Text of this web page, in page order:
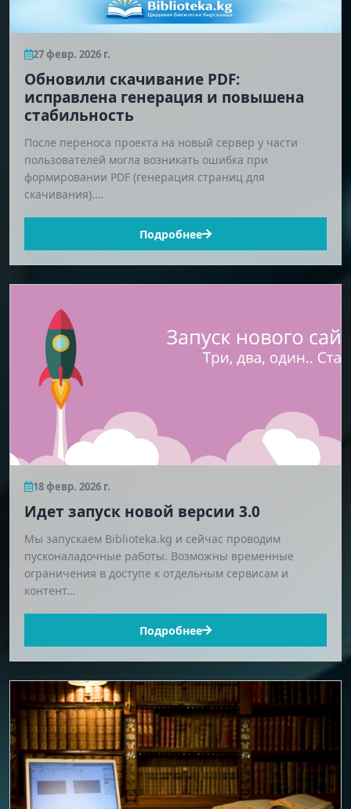
27 февр. 2026 г.
Обновили скачивание PDF:
исправлена генерация и повышена
стабильность
После переноса проекта на новый сервер у части
пользователей могла возникать ошибка при
формировании PDF (генерация страниц для
скачивания).…
Подробнее
18 февр. 2026 г.
Идет запуск новой версии 3.0
Мы запускаем Biblioteka.kg и сейчас проводим
пусконаладочные работы. Возможны временные
ограничения в доступе к отдельным сервисам и
контент…
Подробнее